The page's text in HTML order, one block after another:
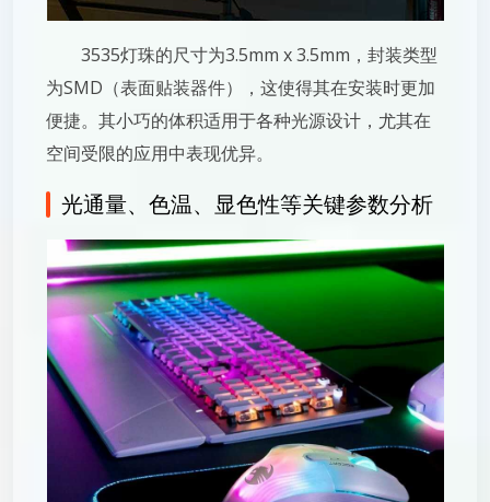
3535灯珠的尺寸为3.5mm x 3.5mm，封装类型
为SMD（表面贴装器件），这使得其在安装时更加
便捷。其小巧的体积适用于各种光源设计，尤其在
空间受限的应用中表现优异。
光通量、色温、显色性等关键参数分析